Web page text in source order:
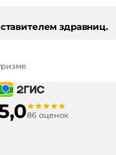
здравниц.
86 оценок